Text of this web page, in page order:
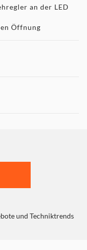
an der LED
Öffnung
und Techniktrends